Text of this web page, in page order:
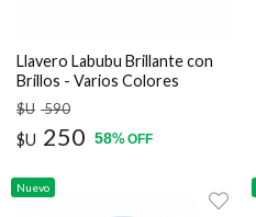
Llavero Labubu Brillante con
Brillos - Varios Colores
$U 590
$U 250 58%OFF
Nuevo